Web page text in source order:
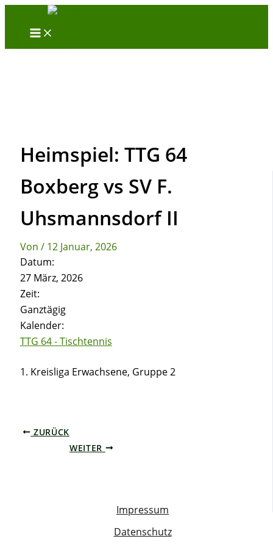
Inhalt
Heimspiel: TTG 64
Boxberg vs SV F.
Uhsmannsdorf II
Von / 12 Januar, 2026
Datum:
27 März, 2026
Zeit:
Ganztägig
Kalender:
TTG 64 - Tischtennis
1. Kreisliga Erwachsene, Gruppe 2
ZURÜCK
WEITER
Impressum
Datenschutz